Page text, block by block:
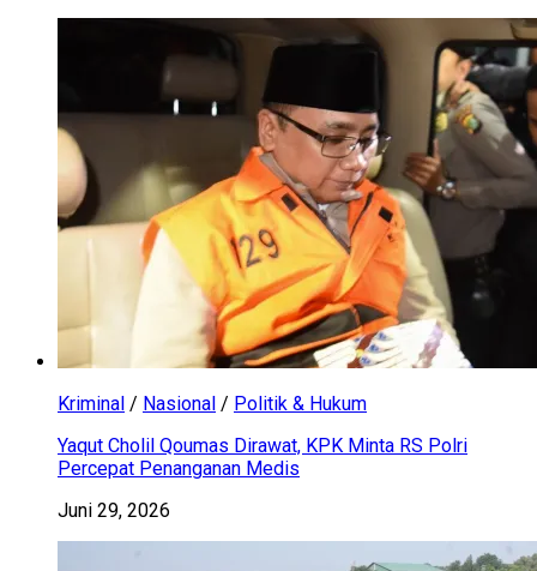
Kriminal / Nasional / Politik & Hukum
Yaqut Cholil Qoumas Dirawat, KPK Minta RS Polri
Percepat Penanganan Medis
Juni 29, 2026